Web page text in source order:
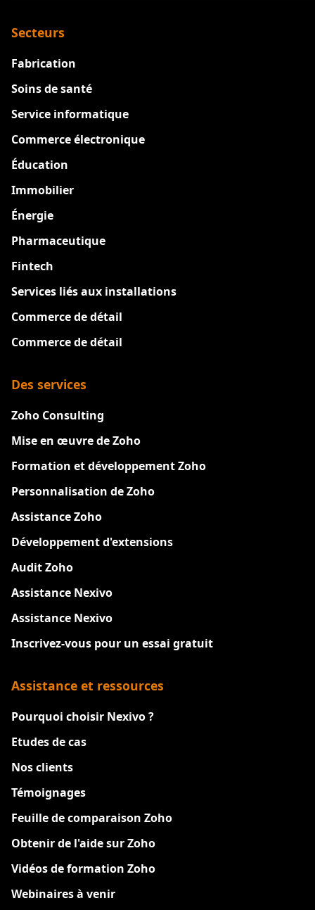
Secteurs
Fabrication
Soins de santé
Service informatique
Commerce électronique
Éducation
Immobilier
Énergie
Pharmaceutique
Fintech
Services liés aux installations
Commerce de détail
Commerce de détail
Des services
Zoho Consulting
Mise en œuvre de Zoho
Formation et développement Zoho
Personnalisation de Zoho
Assistance Zoho
Développement d'extensions
Audit Zoho
Assistance Nexivo
Assistance Nexivo
Inscrivez-vous pour un essai gratuit
Assistance et ressources
Pourquoi choisir Nexivo ?
Etudes de cas
Nos clients
Témoignages
Feuille de comparaison Zoho
Obtenir de l'aide sur Zoho
Vidéos de formation Zoho
Webinaires à venir